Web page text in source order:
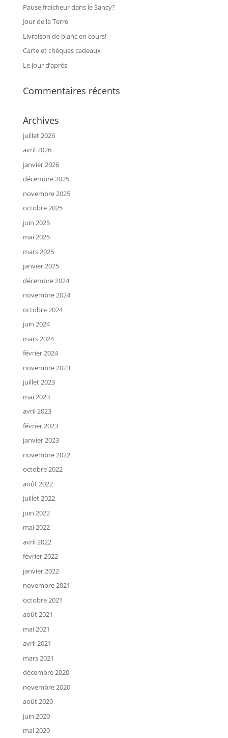
Pause fraicheur dans le Sancy?
Jour de la Terre
Livraison de blanc en cours!
Carte et chèques cadeaux
Le jour d’après
Commentaires récents
Archives
juillet 2026
avril 2026
janvier 2026
décembre 2025
novembre 2025
octobre 2025
juin 2025
mai 2025
mars 2025
janvier 2025
décembre 2024
novembre 2024
octobre 2024
juin 2024
mars 2024
février 2024
novembre 2023
juillet 2023
mai 2023
avril 2023
février 2023
janvier 2023
novembre 2022
octobre 2022
août 2022
juillet 2022
juin 2022
mai 2022
avril 2022
février 2022
janvier 2022
novembre 2021
octobre 2021
août 2021
mai 2021
avril 2021
mars 2021
décembre 2020
novembre 2020
août 2020
juin 2020
mai 2020